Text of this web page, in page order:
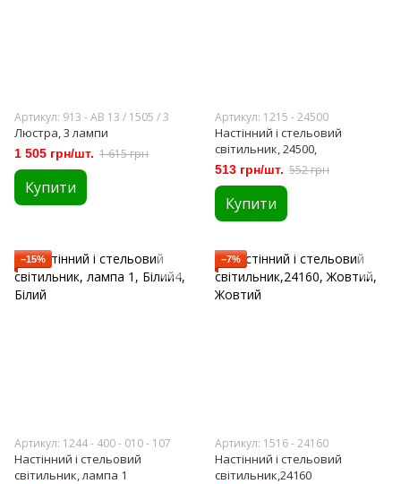
Артикул: 913 - АВ 13 / 1505 / 3
Люстра, 3 лампи
1 505 грн/шт. 1 615 грн
Купити
Артикул: 1215 - 24500
Настінний і стельовий
світильник, 24500,
513 грн/шт. 552 грн
Купити
−15%
Артикул: 1244 - 400 - 010 - 107
Настінний і стельовий
світильник, лампа 1
−7%
Артикул: 1516 - 24160
Настінний і стельовий
світильник,24160